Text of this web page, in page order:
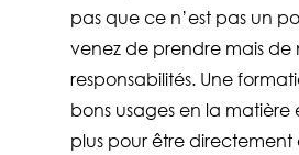
pas que ce n’est pas un
venez de prendre mais de
responsabilités. Une
bons usages en la matière
plus pour être